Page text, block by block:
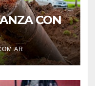
CON
DE